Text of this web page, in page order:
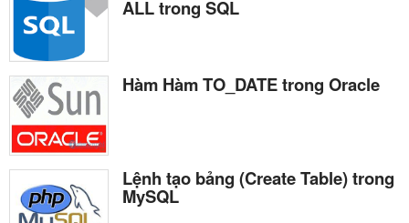
ALL trong SQL
Hàm Hàm TO_DATE trong Oracle
Lệnh tạo bảng (Create Table) trong
MySQL